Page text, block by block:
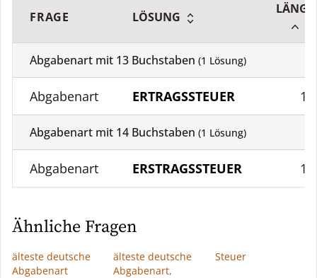
FRAGE LÖSUNG
LÄNGE
Abgabenart mit 13 Buchstaben (1 Lösung)
Abgabenart ERTRAGSSTEUER 13
Abgabenart mit 14 Buchstaben (1 Lösung)
Abgabenart ERSTRAGSSTEUER 14
Ähnliche Fragen
älteste deutsche
Abgabenart
älteste deutsche
Abgabenart,
Steuer